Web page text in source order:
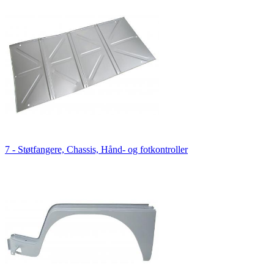
7 - Støtfangere, Chassis, Hånd- og fotkontroller